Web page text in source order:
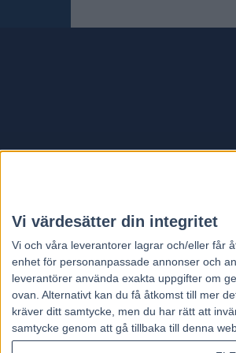
Vi värdesätter din integritet
Vi och våra leverantorer lagrar och/eller får
enhet för personanpassade annonser och
leverantörer använda exakta uppgifter om
ovan. Alternativt kan du få åtkomst till mer
kräver ditt samtycke, men du har rätt att
samtycke genom att gå tillbaka till denna